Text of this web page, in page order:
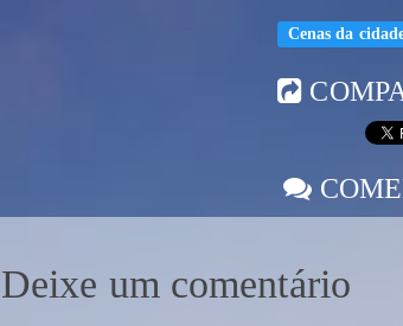
Cenas da
Deixe um comentário